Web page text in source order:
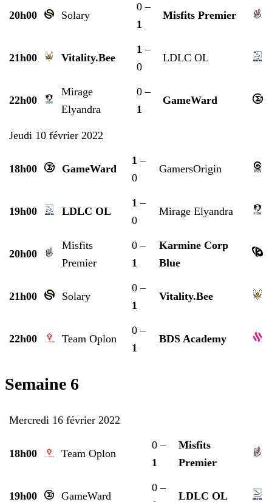
20h00 Solary
0 –
1
Misfits Premier
21h00 Vitality.Bee
1 –
0
LDLC OL
22h00
Mirage
Elyandra
0 –
1
GameWard
Jeudi 10 février 2022
18h00 GameWard
1 –
0
GamersOrigin
19h00 LDLC OL
1 –
0
Mirage Elyandra
20h00
Misfits
Premier
0 –
1
Karmine Corp
Blue
21h00 Solary
0 –
1
Vitality.Bee
22h00 Team Oplon
0 –
1
BDS Academy
Semaine 6
Mercredi 16 février 2022
18h00 Team Oplon
0 –
1
Misfits
Premier
19h00 GameWard
0 –
LDLC OL